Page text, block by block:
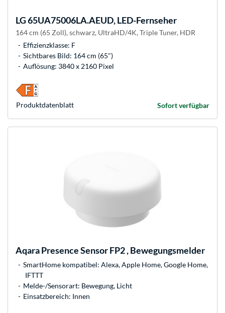
LG65UA75006LA.AEUD, LED-Fernseher
164 cm (65 Zoll), schwarz, UltraHD/4K, Triple Tuner, HDR
Effizienzklasse: F
Sichtbares Bild: 164 cm (65")
Auflösung: 3840 x 2160 Pixel
Sofort verfügbar
Produkt­datenblatt
AqaraPresence Sensor FP2 , Bewegungsmelder
SmartHome kompatibel: Alexa, Apple Home, Google Home,
IFTTT
Melde-/Sensorart: Bewegung, Licht
Einsatzbereich: Innen